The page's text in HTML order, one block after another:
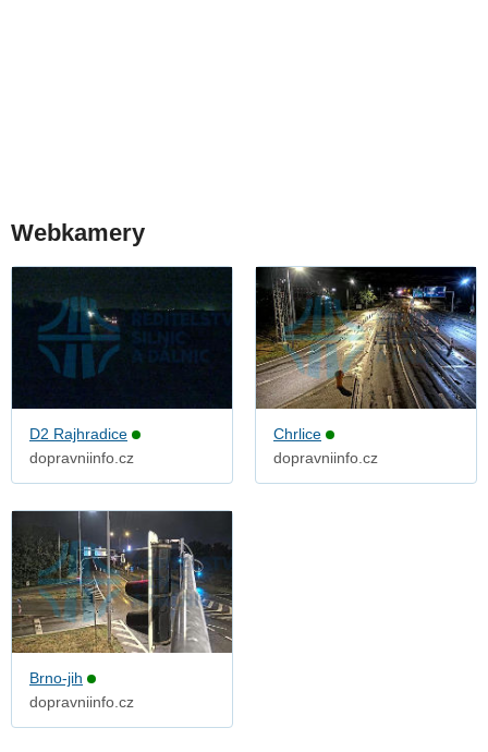
Webkamery
D2 Rajhradice
dopravniinfo.cz
Chrlice
dopravniinfo.cz
Brno-jih
dopravniinfo.cz